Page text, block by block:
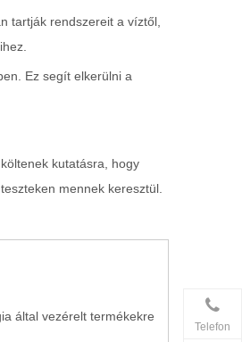
tartják rendszereit a víztől,
Ez segít elkerülni a
kutatásra, hogy
mennek keresztül.
által vezérelt termékekre
Telefon